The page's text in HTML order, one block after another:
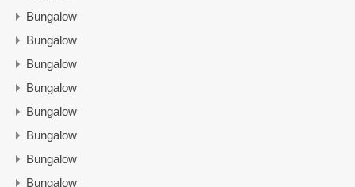
Bungalow
Bungalow
Bungalow
Bungalow
Bungalow
Bungalow
Bungalow
Bungalow